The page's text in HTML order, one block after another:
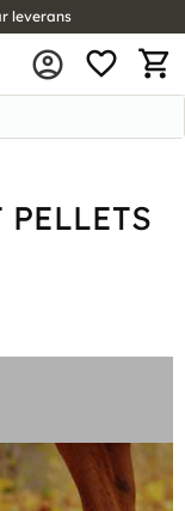
leverans